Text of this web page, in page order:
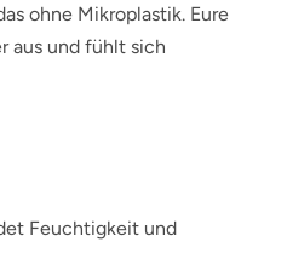
ohne Mikroplastik. Eure
aus und fühlt sich
Feuchtigkeit und